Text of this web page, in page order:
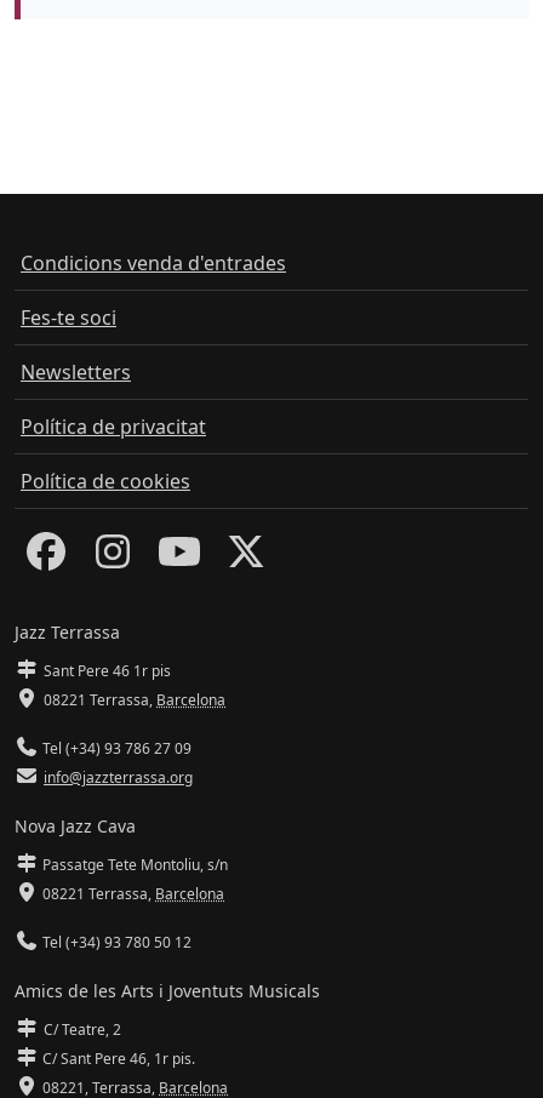
Condicions venda d'entrades
Fes-te soci
Newsletters
Política de privacitat
Política de cookies
Jazz Terrassa
Sant Pere 46 1r pis
08221 Terrassa, Barcelona
Tel (+34) 93 786 27 09
info@jazzterrassa.org
Nova Jazz Cava
Passatge Tete Montoliu, s/n
08221 Terrassa, Barcelona
Tel (+34) 93 780 50 12
Amics de les Arts i Joventuts Musicals
C/ Teatre, 2
C/ Sant Pere 46, 1r pis.
08221,Terrassa, Barcelona